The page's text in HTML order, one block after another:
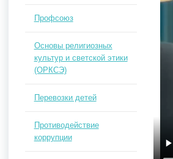
Профсоюз
Основы религиозных
культур и светской этики
(ОРКСЭ)
Перевозки детей
Противодействие
коррупции